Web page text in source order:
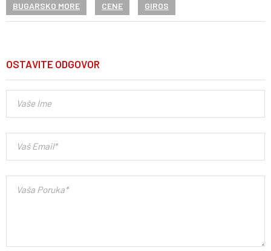
BUGARSKO MORE CENE GIROS
OSTAVITE ODGOVOR